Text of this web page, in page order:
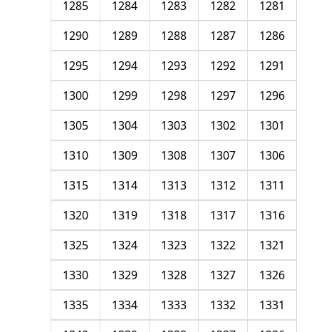
1281
1282
1283
1284
1285
1286
1287
1288
1289
1290
1291
1292
1293
1294
1295
1296
1297
1298
1299
1300
1301
1302
1303
1304
1305
1306
1307
1308
1309
1310
1311
1312
1313
1314
1315
1316
1317
1318
1319
1320
1321
1322
1323
1324
1325
1326
1327
1328
1329
1330
1331
1332
1333
1334
1335